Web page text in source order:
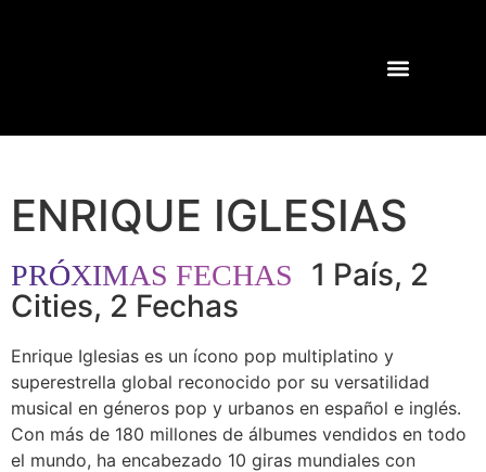
ENRIQUE IGLESIAS
PRÓXIMAS FECHAS 1 País, 2
Cities, 2 Fechas
Enrique Iglesias es un ícono pop multiplatino y
superestrella global reconocido por su versatilidad
musical en géneros pop y urbanos en español e inglés.
Con más de 180 millones de álbumes vendidos en todo
el mundo, ha encabezado 10 giras mundiales con